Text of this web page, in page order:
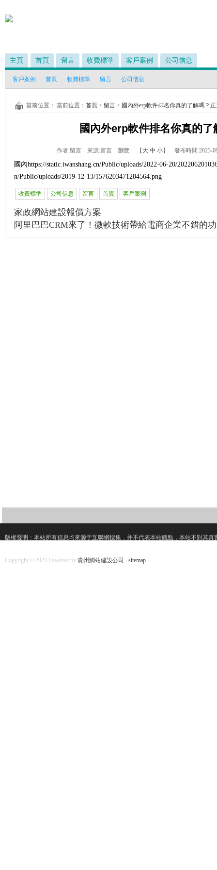
主頁 首頁 留言 收費標準 客戶案例 公司信息
客戶案例 首頁 收費標準 留言 公司信息
當前位置： 當前位置： 首頁 > 留言 > 國內外erp軟件排名你真的了解嗎？
國內外erp軟件排名你真的了
作者:留言來源:留言瀏覽:【 大 中 小】 發布時間:2023-
國內https://static.iwanshang.cn/Public/uploads/2022-06-20/
n/Public/uploads/2019-12-13/1576203471284564.png
收費標準 公司信息 留言 首頁 客戶案例
家政網站建設報價方案
阿里巴巴CRM來了！微軟技術帶給電商企業不錯的
版權聲明：本站所有信息均來源于互聯網搜集，并不代表本站觀點，本站不對其
Copyright © 2023 Powered by 貴州網站建設公司 sitemap